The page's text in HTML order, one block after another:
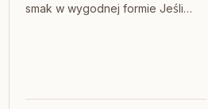
smak w wygodnej formie Jeśli